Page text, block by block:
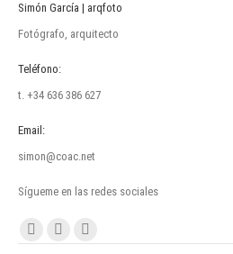
Simón García | arqfoto
Fotógrafo, arquitecto
Teléfono:
t. +34 636 386 627
Email:
simon@coac.net
Sígueme en las redes sociales
Encuéntranos en: